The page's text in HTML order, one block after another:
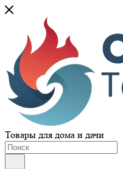
Товары для дома и дачи